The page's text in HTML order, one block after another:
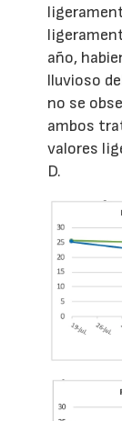
año,
lluvioso
no se
ambos
valores
D.